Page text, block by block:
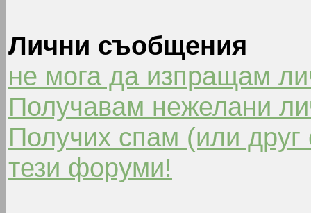
Лични съобщения
не мога да изпращам
Получавам нежелани
Получих спам (или
тези форуми!